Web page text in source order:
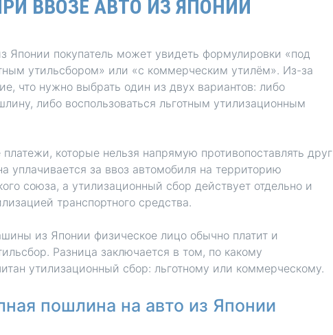
Daihatsu
Honda
Mitsubishi
Subaru
ВВОЗЕ АВТО ИЗ ЯПОНИИ
Японии покупатель может увидеть формулировки «под
утильсбором» или «с коммерческим утилём». Из-за
что нужно выбрать один из двух вариантов: либо
либо воспользоваться льготным утилизационным
которые нельзя напрямую противопоставлять друг
уплачивается за ввоз автомобиля на территорию
союза, а утилизационный сбор действует отдельно и
транспортного средства.
из Японии физическое лицо обычно платит и
Разница заключается в том, по какому
утилизационный сбор: льготному или коммерческому.
пошлина на авто из Японии